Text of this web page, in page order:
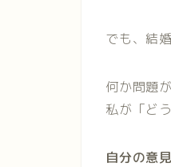
でも、結
何か問題
私が「ど
自分の意